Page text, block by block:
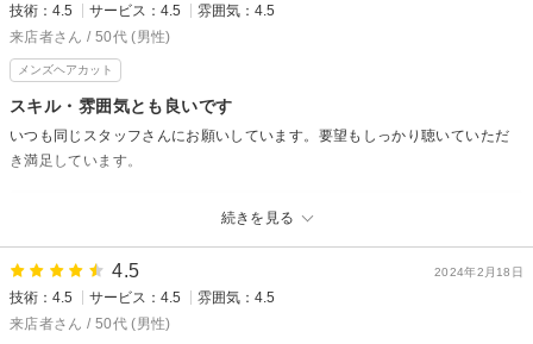
技術：4.5 サービス：4.5
雰囲気：4.5
来店者さん / 50代 (男性)
メンズヘアカット
スキル・雰囲気とも良いです
続きを見る
いつも同じスタッフさんにお願いしています。要望もしっかり聴いていただ
き満足しています。
beauty:beast 上安店からの返信
またお気軽にお越しください！
宜しくお願いいたします。
ビューティービースト上安 山岡
2024年2月18日
4.5
技術：4.5 サービス：4.5
雰囲気：4.5
来店者さん / 50代 (男性)